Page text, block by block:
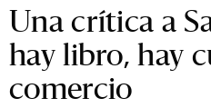
Una crítica a
hay libro, hay
comercio